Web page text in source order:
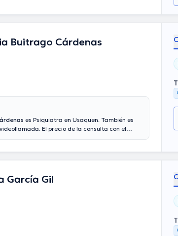
Buitrago Cárdenas
es Psiquiatra en Usaquen. También es
El precio de la consulta con el
García Gil